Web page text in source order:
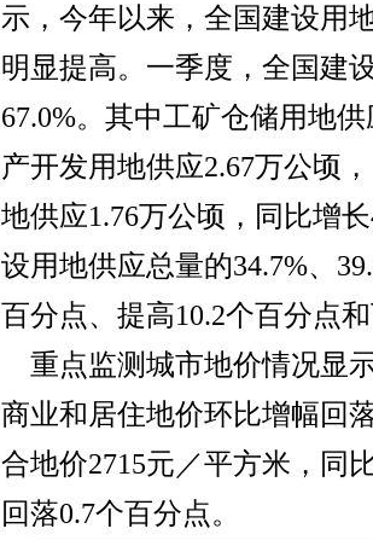
示，今年以来，全国建设用
明显提高。一季度，全国建
67.0%。其中工矿仓储用地
产开发用地供应2.67万公顷
地供应1.76万公顷，同比增
设用地供应总量的34.7%、
百分点、提高10.2个百分点
重点监测城市地价情况显
商业和居住地价环比增幅回
合地价2715元／平方米，同
回落0.7个百分点。